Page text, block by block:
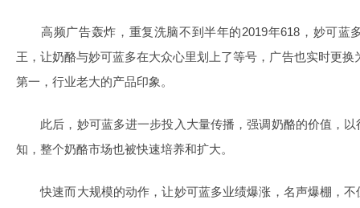
高频广告轰炸，重复洗脑不到半年的2019年618，妙可蓝
王，让奶酪与妙可蓝多在大众心里划上了等号，广告也实时更换
第一，行业老大的产品印象。
此后，妙可蓝多进一步投入大量传播，强调奶酪的价值，以
知，整个奶酪市场也被快速培养和扩大。
快速而大规模的动作，让妙可蓝多业绩爆涨，名声爆棚，不